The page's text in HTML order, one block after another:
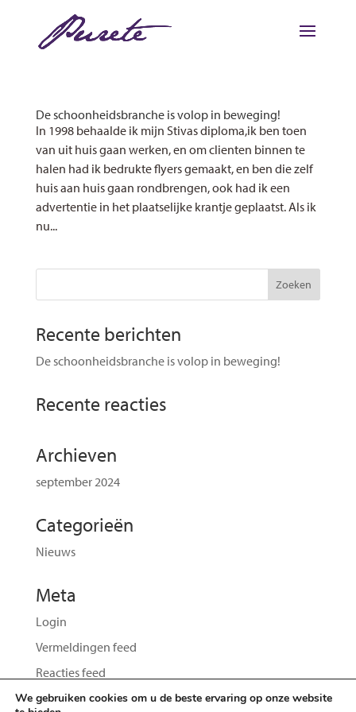
De schoonheidsbranche is volop in beweging!
In 1998 behaalde ik mijn Stivas diploma,ik ben toen
van uit huis gaan werken, en om clienten binnen te
halen had ik bedrukte flyers gemaakt, en ben die zelf
huis aan huis gaan rondbrengen, ook had ik een
advertentie in het plaatselijke krantje geplaatst. Als ik
nu...
Recente berichten
De schoonheidsbranche is volop in beweging!
Recente reacties
Archieven
september 2024
Categorieën
Nieuws
Meta
Login
Vermeldingen feed
Reacties feed
WordPress.org
We gebruiken cookies om u de beste ervaring op onze website